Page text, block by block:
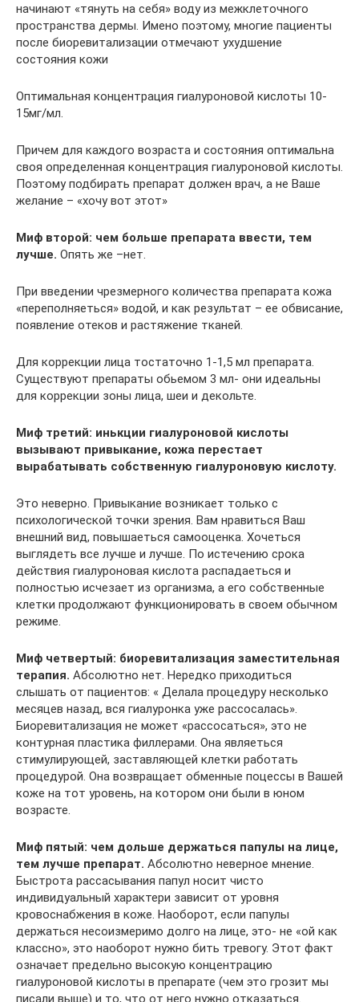
начинают «тянуть на себя» воду из межклеточного
пространства дермы. Имено поэтому, многие пациенты
после биоревитализации отмечают ухудшение
состояния кожи
Оптимальная концентрация гиалуроновой кислоты 10-
15мг/мл.
Причем для каждого возраста и состояния оптимальна
своя определенная концентрация гиалуроновой кислоты.
Поэтому подбирать препарат должен врач, а не Ваше
желание – «хочу вот этот»
Миф второй: чем больше препарата ввести, тем
лучше. Опять же –нет.
При введении чрезмерного количества препарата кожа
«переполняеться» водой, и как результат – ее обвисание,
появление отеков и растяжение тканей.
Для коррекции лица тостаточно 1-1,5 мл препарата.
Существуют препараты обьемом 3 мл- они идеальны
для коррекции зоны лица, шеи и декольте.
Миф третий: инькции гиалуроновой кислоты
вызывают привыкание, кожа перестает
вырабатывать собственную гиалуроновую кислоту.
Это неверно. Привыкание возникает только с
психологической точки зрения. Вам нравиться Ваш
внешний вид, повышаеться самооценка. Хочеться
выглядеть все лучше и лучше. По истечению срока
действия гиалуроновая кислота распадаеться и
полностью исчезает из организма, а его собственные
клетки продолжают функционировать в своем обычном
режиме.
Миф четвертый: биоревитализация заместительная
терапия. Абсолютно нет. Нередко приходиться
слышать от пациентов: « Делала процедуру несколько
месяцев назад, вся гиалуронка уже рассосалась».
Биоревитализация не может «рассосаться», это не
контурная пластика филлерами. Она являеться
стимулирующей, заставляющей клетки работать
процедурой. Она возвращает обменные поцессы в Вашей
коже на тот уровень, на котором они были в юном
возрасте.
Миф пятый: чем дольше держаться папулы на лице,
тем лучше препарат. Абсолютно неверное мнение.
Быстрота рассасывания папул носит чисто
индивидуальный характери зависит от уровня
кровоснабжения в коже. Наоборот, если папулы
держаться несоизмеримо долго на лице, это- не «ой как
классно», это наоборот нужно бить тревогу. Этот факт
означает предельно высокую концентрацию
гиалуроновой кислоты в препарате (чем это грозит мы
писали выше) и то, что от него нужно отказаться.